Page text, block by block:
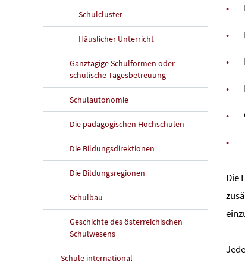
Schulcluster
Häuslicher Unterricht
Ganztägige Schulformen oder
schulische Tagesbetreuung
Schulautonomie
Die pädagogischen Hochschulen
Die Bildungsdirektionen
Die Bildungsregionen
Schulbau
Geschichte des österreichischen
Schulwesens
Schule international
Die